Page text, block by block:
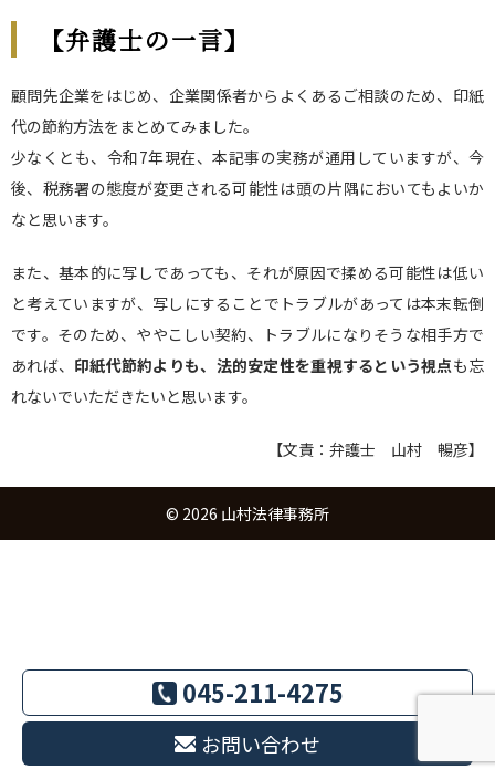
【弁護士の一言】
顧問先企業をはじめ、企業関係者からよくあるご相談のため、印紙
代の節約方法をまとめてみました。
少なくとも、令和7年現在、本記事の実務が通用していますが、今
後、税務署の態度が変更される可能性は頭の片隅においてもよいか
なと思います。
また、基本的に写しであっても、それが原因で揉める可能性は低い
と考えていますが、写しにすることでトラブルがあっては本末転倒
です。そのため、ややこしい契約、トラブルになりそうな相手方で
あれば、 印紙代節約よりも、法的安定性を重視するという視点も忘
れないでいただきたいと思います。
【文責：弁護士 山村 暢彦】
© 2026 山村法律事務所
045-211-4275
お問い合わせ